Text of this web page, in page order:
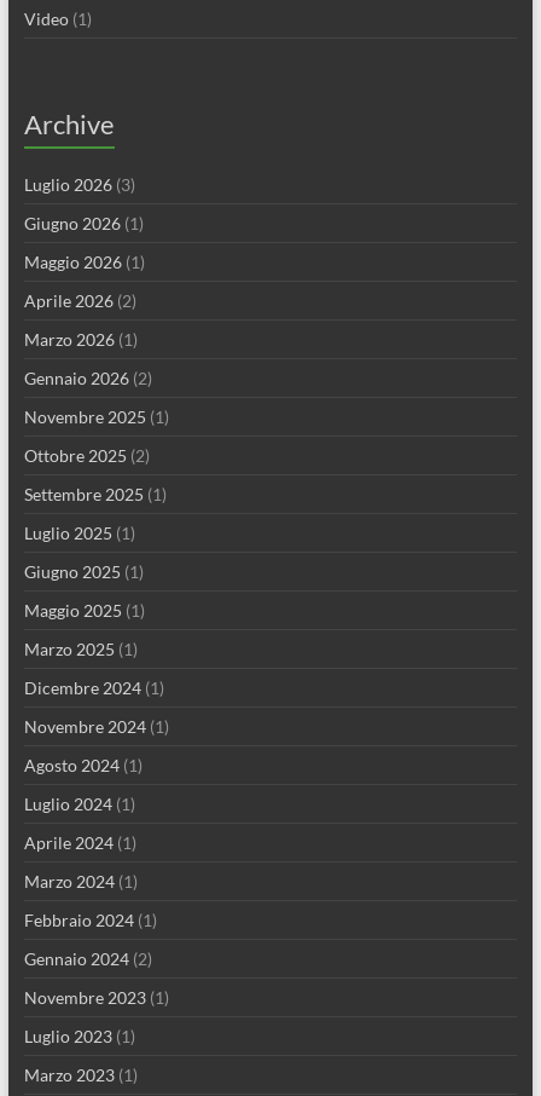
Video(1)
Archive
Luglio 2026(3)
Giugno 2026(1)
Maggio 2026(1)
Aprile 2026(2)
Marzo 2026(1)
Gennaio 2026(2)
Novembre 2025 (1)
Ottobre 2025 (2)
Settembre 2025 (1)
Luglio 2025 (1)
Giugno 2025 (1)
Maggio 2025 (1)
Marzo 2025 (1)
Dicembre 2024(1)
Novembre 2024(1)
Agosto 2024(1)
Luglio 2024(1)
Aprile 2024(1)
Marzo 2024(1)
Febbraio 2024(1)
Gennaio 2024(2)
Novembre 2023(1)
Luglio 2023(1)
Marzo 2023(1)